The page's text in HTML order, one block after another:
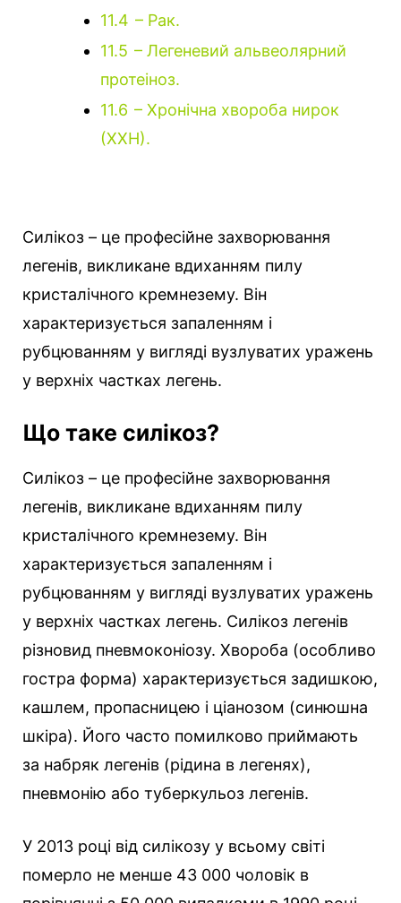
11.4 – Рак.
11.5 – Легеневий альвеолярний
протеіноз.
11.6 – Хронічна хвороба нирок
(ХХН).
Силікоз – це професійне захворювання
легенів, викликане вдиханням пилу
кристалічного кремнезему. Він
характеризується запаленням і
рубцюванням у вигляді вузлуватих уражень
у верхніх частках легень.
Що таке силікоз?
Силікоз – це професійне захворювання
легенів, викликане вдиханням пилу
кристалічного кремнезему. Він
характеризується запаленням і
рубцюванням у вигляді вузлуватих уражень
у верхніх частках легень. Силікоз легенів
різновид пневмоконіозу. Хвороба (особливо
гостра форма) характеризується задишкою,
кашлем, пропасницею і ціанозом (синюшна
шкіра). Його часто помилково приймають
за набряк легенів (рідина в легенях),
пневмонію або туберкульоз легенів.
У 2013 році від силікозу у всьому світі
померло не менше 43 000 чоловік в